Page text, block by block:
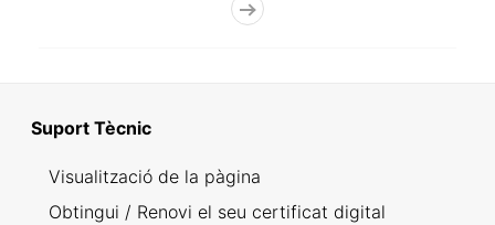
Suport Tècnic
Visualització de la pàgina
Obtingui / Renovi el seu certificat digital